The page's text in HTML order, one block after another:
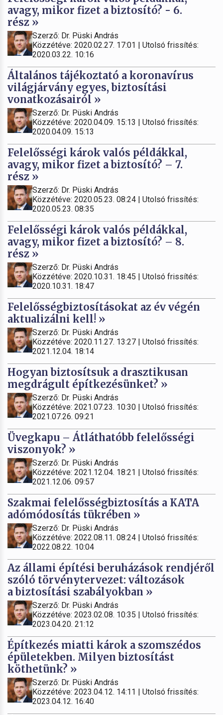
avagy, mikor fizet a biztosító? - 6.
rész »
Szerző: Dr. Püski András
Közzétéve: 2020.02.27. 17:01 | Utolsó frissítés:
2020.03.22. 10:16
Általános tájékoztató a koronavírus
világjárvány egyes, biztosítási
vonatkozásairól »
Szerző: Dr. Püski András
Közzétéve: 2020.04.09. 15:13 | Utolsó frissítés:
2020.04.09. 15:13
Felelősségi károk valós példákkal,
avagy, mikor fizet a biztosító? – 7.
rész »
Szerző: Dr. Püski András
Közzétéve: 2020.05.23. 08:24 | Utolsó frissítés:
2020.05.23. 08:35
Felelősségi károk valós példákkal,
avagy, mikor fizet a biztosító? – 8.
rész »
Szerző: Dr. Püski András
Közzétéve: 2020.10.31. 18:45 | Utolsó frissítés:
2020.10.31. 18:47
Felelősségbiztosításokat az év végén
aktualizálni kell! »
Szerző: Dr. Püski András
Közzétéve: 2020.11.27. 13:27 | Utolsó frissítés:
2021.12.04. 18:14
Hogyan biztosítsuk a drasztikusan
megdrágult építkezésünket? »
Szerző: Dr. Püski András
Közzétéve: 2021.07.23. 10:30 | Utolsó frissítés:
2021.07.26. 09:21
Üvegkapu – Átláthatóbb felelősségi
viszonyok? »
Szerző: Dr. Püski András
Közzétéve: 2021.12.04. 18:21 | Utolsó frissítés:
2021.12.06. 09:57
Szakmai felelősségbiztosítás a KATA
adómódosítás tükrében »
Szerző: Dr. Püski András
Közzétéve: 2022.08.11. 08:24 | Utolsó frissítés:
2022.08.22. 10:04
Az állami építési beruházások rendjéről
szóló törvénytervezet: változások
a biztosítási szabályokban »
Szerző: Dr. Püski András
Közzétéve: 2023.02.08. 10:35 | Utolsó frissítés:
2023.04.20. 21:12
Építkezés miatti károk a szomszédos
épületekben. Milyen biztosítást
köthetünk? »
Szerző: Dr. Püski András
Közzétéve: 2023.04.12. 14:11 | Utolsó frissítés:
2023.04.12. 16:40